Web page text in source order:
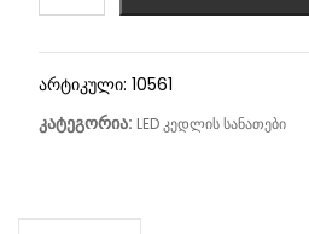
არტიკული: 10561
კატეგორია: LED კედლის სანათები